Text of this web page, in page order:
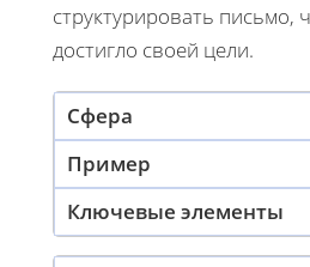
структурировать письмо,
достигло своей цели.
Сфера
Пример
Ключевые элементы